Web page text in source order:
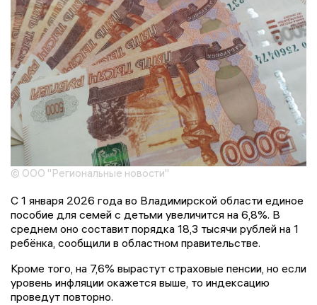
© ООО "Региональные новости"
С 1 января 2026 года во Владимирской области единое
пособие для семей с детьми увеличится на 6,8%. В
среднем оно составит порядка 18,3 тысячи рублей на 1
ребёнка, сообщили в областном правительстве.
Кроме того, на 7,6% вырастут страховые пенсии, но если
уровень инфляции окажется выше, то индексацию
проведут повторно.